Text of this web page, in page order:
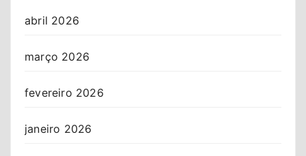
abril 2026
março 2026
fevereiro 2026
janeiro 2026